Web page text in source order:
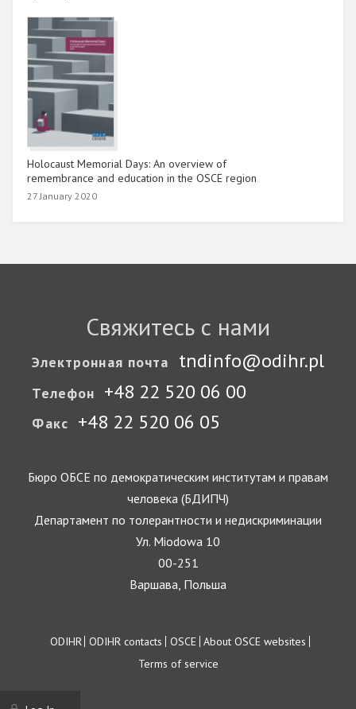
Holocaust Memorial Days: An overview of
remembrance and education in the OSCE region
27 January 2020
Свяжитесь с нами
Электронная почта tndinfo@odihr.pl
Телефон +48 22 520 06 00
Факс +48 22 520 06 05
Бюро ОБСЕ по демократическим институтам и правам
человека (БДИПЧ)
Департамент по толерантности и недискриминации
Ул. Miodowa 10
00-251
Варшава, Польша
Footer
ODIHR ODIHR contacts OSCE About OSCE websites
Terms of service